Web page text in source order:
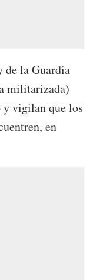
de la Guardia
militarizada)
y vigilan que los
en